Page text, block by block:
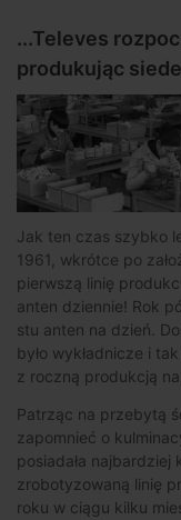
...Televes
produkując
Jak ten czas szybko
1961, wkrótce po
pierwszą linię
anten dziennie! Rok
stu anten na dzień.
było wykładnicze i
z roczną produkcją
Patrząc na przebytą
zapomnieć o
posiadała
zrobotyzowaną linię
roku w ciągu kilku